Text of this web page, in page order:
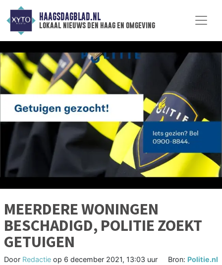
HAAGSDAGBLAD.NL
lokaal nieuws den haag en omgeving
MEERDERE WONINGEN
BESCHADIGD, POLITIE ZOEKT
GETUIGEN
Door Redactie op 6 december 2021, 13:03 uur Bron: Politie.nl